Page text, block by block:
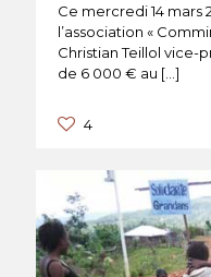
Ce mercredi 14 mars
l’association «
Christian Teillol vice-
de 6 000 € au […]
4